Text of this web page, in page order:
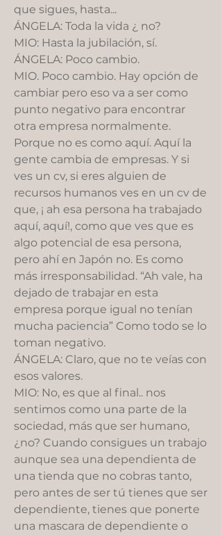
que sigues, hasta...
ÁNGELA: Toda la vida ¿ no?
MIO: Hasta la jubilación, sí.
ÁNGELA: Poco cambio.
MIO. Poco cambio. Hay opción de
cambiar pero eso va a ser como
punto negativo para encontrar
otra empresa normalmente.
Porque no es como aquí. Aquí la
gente cambia de empresas. Y si
ves un cv, si eres alguien de
recursos humanos ves en un cv de
que, ¡ ah esa persona ha trabajado
aquí, aquí!, como que ves que es
algo potencial de esa persona,
pero ahí en Japón no. Es como
más irresponsabilidad. “Ah vale, ha
dejado de trabajar en esta
empresa porque igual no tenían
mucha paciencia” Como todo se lo
toman negativo.
ÁNGELA: Claro, que no te veías con
esos valores.
MIO: No, es que al final.. nos
sentimos como una parte de la
sociedad, más que ser humano,
¿no? Cuando consigues un trabajo
aunque sea una dependienta de
una tienda que no cobras tanto,
pero antes de ser tú tienes que ser
dependiente, tienes que ponerte
una mascara de dependiente o